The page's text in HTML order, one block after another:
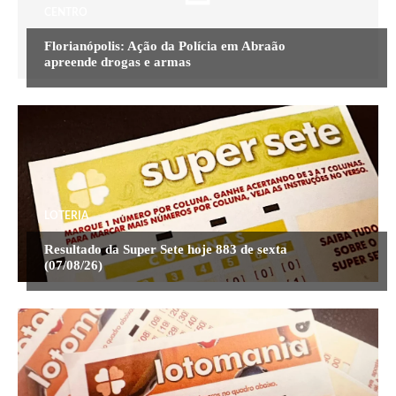
Florianópolis: Ação da Polícia em Abraão
apreende drogas e armas
LOTERIA
Resultado da Super Sete hoje 883 de sexta
(07/08/26)